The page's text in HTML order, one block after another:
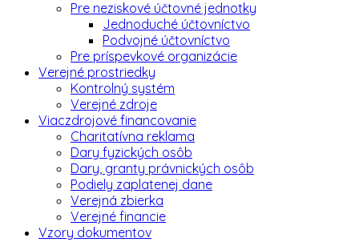
Pre neziskové účtovné jednotky
Jednoduché účtovníctvo
Podvojné účtovníctvo
Pre príspevkové organizácie
Verejné prostriedky
Kontrolný systém
Verejné zdroje
Viaczdrojové financovanie
Charitatívna reklama
Dary fyzických osôb
Dary, granty právnických osôb
Podiely zaplatenej dane
Verejná zbierka
Verejné financie
Vzory dokumentov